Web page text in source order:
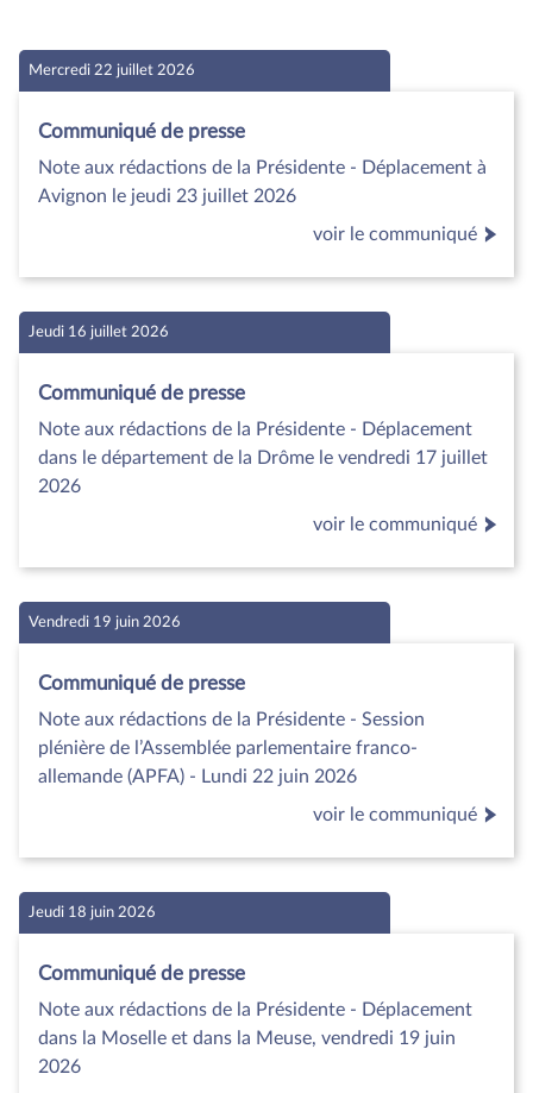
Mercredi 22 juillet 2026
Communiqué de presse
Note aux rédactions de la Présidente - Déplacement à
Avignon le jeudi 23 juillet 2026
voir le communiqué
Jeudi 16 juillet 2026
Communiqué de presse
Note aux rédactions de la Présidente - Déplacement
dans le département de la Drôme le vendredi 17 juillet
2026
voir le communiqué
Vendredi 19 juin 2026
Communiqué de presse
Note aux rédactions de la Présidente - Session
plénière de l’Assemblée parlementaire franco-
allemande (APFA) - Lundi 22 juin 2026
voir le communiqué
Jeudi 18 juin 2026
Communiqué de presse
Note aux rédactions de la Présidente - Déplacement
dans la Moselle et dans la Meuse, vendredi 19 juin
2026